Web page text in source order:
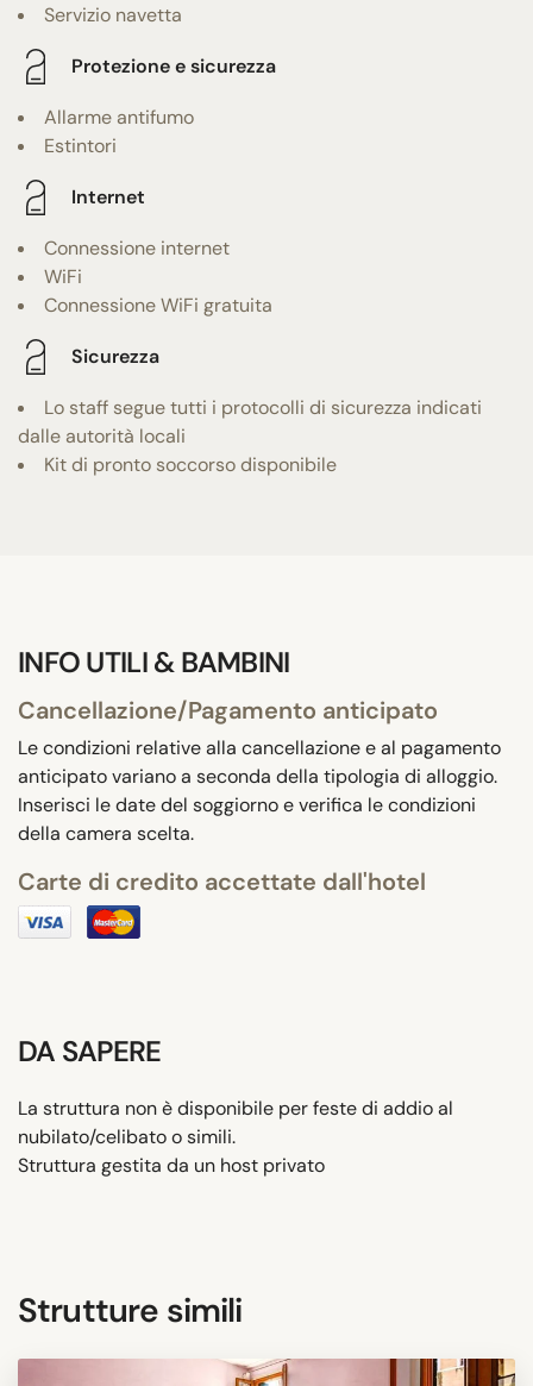
Servizio navetta
Protezione e sicurezza
Allarme antifumo
Estintori
Internet
Connessione internet
WiFi
Connessione WiFi gratuita
Sicurezza
Lo staff segue tutti i protocolli di sicurezza indicati
dalle autorità locali
Kit di pronto soccorso disponibile
INFO UTILI & BAMBINI
Cancellazione/Pagamento anticipato
Le condizioni relative alla cancellazione e al pagamento
anticipato variano a seconda della tipologia di alloggio.
Inserisci le date del soggiorno e verifica le condizioni
della camera scelta.
Carte di credito accettate dall'hotel
DA SAPERE
La struttura non è disponibile per feste di addio al
nubilato/celibato o simili.
Struttura gestita da un host privato
Strutture simili